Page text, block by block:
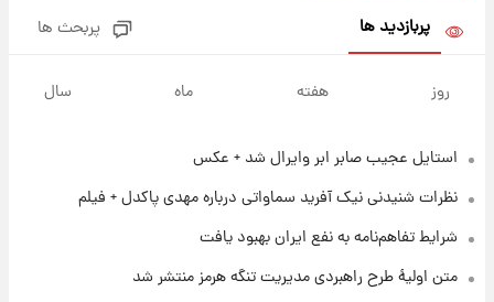
شد+فیلم
۱ روز پیش
امروز پنجشنبه ۱۵ مرداد ۱۴۰۵ +جدول
قیمت طلا و سکه امروز پنجشنبه ۱۵ مرداد ۱۴۰۵
پربازدید ها پربحث ها
روز هفته ماه سال
استایل عجیب صابر ابر وایرال شد + عکس
نظرات شنیدنی نیک آفرید سماواتی درباره مهدی پاکدل + فیلم
شرایط تفاهم‌نامه به نفع ایران بهبود یافت
متن اولیۀ طرح راهبردی مدیریت تنگه هرمز منتشر شد